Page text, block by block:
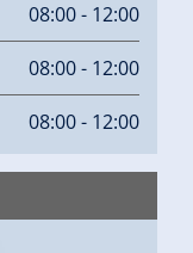
08:00 - 12:00
08:00 - 12:00
08:00 - 12:00